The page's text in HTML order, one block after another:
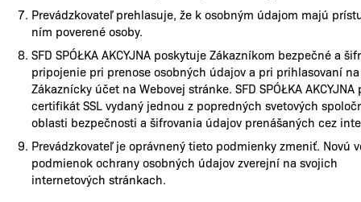
Prevádzkovateľ prehlasuje, že k osobným údajom majú
ním poverené osoby.
SFD SPÓŁKA AKCYJNA poskytuje Zákazníkom bezpečné a
pripojenie pri prenose osobných údajov a pri prihlasovaní na
Zákaznícky účet na Webovej stránke. SFD SPÓŁKA AKCYJNA
certifikát SSL vydaný jednou z popredných svetových
oblasti bezpečnosti a šifrovania údajov prenášaných cez
Prevádzkovateľ je oprávnený tieto podmienky zmeniť. Novú
podmienok ochrany osobných údajov zverejní na svojich
internetových stránkach.